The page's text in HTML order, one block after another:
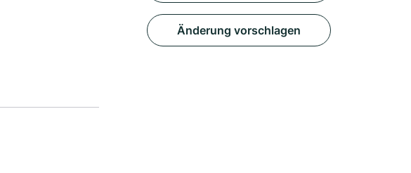
Änderung vorschlagen